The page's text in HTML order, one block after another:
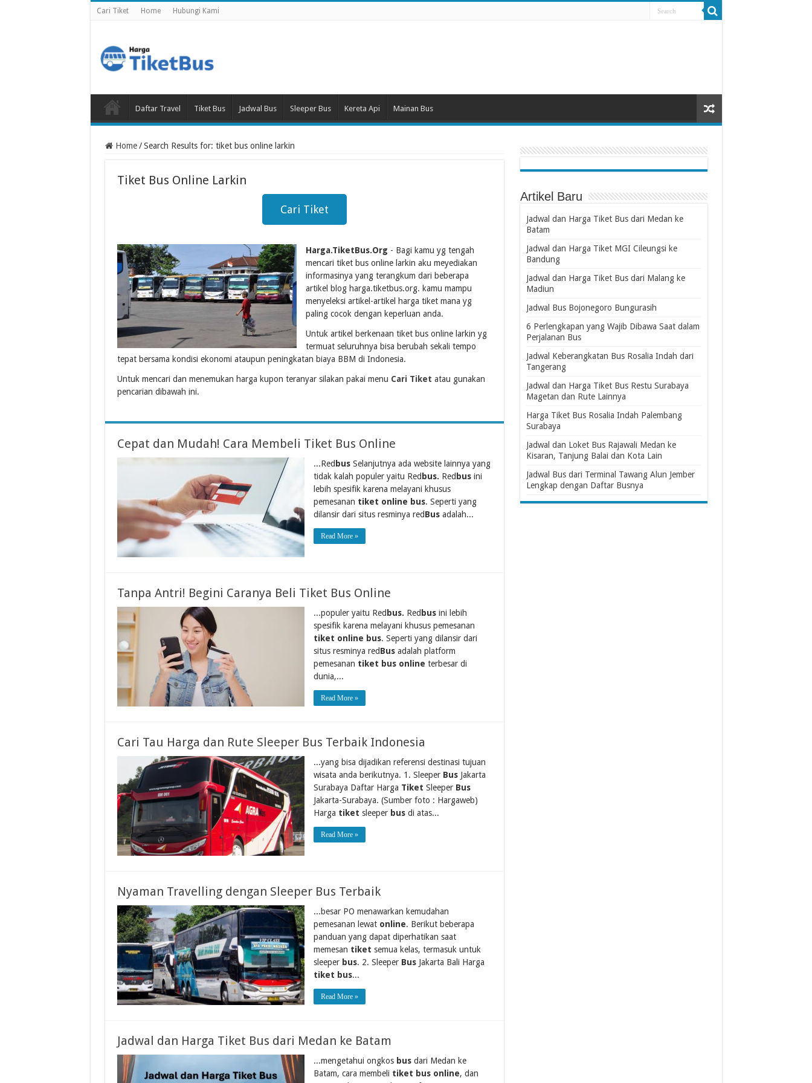
Cari Tiket Home Hubungi Kami
Daftar Travel Tiket Bus Jadwal Bus Sleeper Bus Kereta Api Mainan Bus
Home / Search Results for: tiket bus online larkin
Tiket Bus Online Larkin
Cari Tiket
Harga.TiketBus.Org - Bagi kamu yg tengah
mencari tiket bus online larkin aku meyediakan
informasinya yang terangkum dari beberapa
artikel blog harga.tiketbus.org. kamu mampu
menyeleksi artikel-artikel harga tiket mana yg
paling cocok dengan keperluan anda.
Untuk artikel berkenaan tiket bus online larkin yg
termuat seluruhnya bisa berubah sekali tempo
tepat bersama kondisi ekonomi ataupun peningkatan biaya BBM di Indonesia.
Untuk mencari dan menemukan harga kupon teranyar silakan pakai menu Cari Tiket atau gunakan
pencarian dibawah ini.
Cepat dan Mudah! Cara Membeli Tiket Bus Online
...Red busSelanjutnya ada website lainnya yang
tidak kalah populer yaitu Red bus. Red busini
lebih spesifik karena melayani khusus
pemesanan tiket online bus. Seperti yang
dilansir dari situs resminya redBusadalah...
Read More »
Tanpa Antri! Begini Caranya Beli Tiket Bus Online
...populer yaitu Red bus. Red busini lebih
spesifik karena melayani khusus pemesanan
tiket online bus. Seperti yang dilansir dari
situs resminya redBusadalah platform
pemesanan tiket bus online terbesar di
dunia,...
Read More »
Cari Tau Harga dan Rute Sleeper Bus Terbaik Indonesia
...yang bisa dijadikan referensi destinasi tujuan
wisata anda berikutnya. 1. Sleeper BusJakarta
Surabaya Daftar Harga Tiket Sleeper Bus
Jakarta-Surabaya. (Sumber foto : Hargaweb)
Harga tiket sleeper busdi atas...
Read More »
Nyaman Travelling dengan Sleeper Bus Terbaik
...besar PO menawarkan kemudahan
pemesanan lewat online. Berikut beberapa
panduan yang dapat diperhatikan saat
memesan tiket semua kelas, termasuk untuk
sleeper bus. 2. Sleeper BusJakarta Bali Harga
tiket bus...
Read More »
Jadwal dan Harga Tiket Bus dari Medan ke Batam
...mengetahui ongkos busdari Medan ke
Batam, cara membeli tiket bus online, dan
Artikel Baru
Jadwal dan Harga Tiket Bus dari Medan ke
Batam
Jadwal dan Harga Tiket MGI Cileungsi ke
Bandung
Jadwal dan Harga Tiket Bus dari Malang ke
Madiun
Jadwal Bus Bojonegoro Bungurasih
6 Perlengkapan yang Wajib Dibawa Saat dalam
Perjalanan Bus
Jadwal Keberangkatan Bus Rosalia Indah dari
Tangerang
Jadwal dan Harga Tiket Bus Restu Surabaya
Magetan dan Rute Lainnya
Harga Tiket Bus Rosalia Indah Palembang
Surabaya
Jadwal dan Loket Bus Rajawali Medan ke
Kisaran, Tanjung Balai dan Kota Lain
Jadwal Bus dari Terminal Tawang Alun Jember
Lengkap dengan Daftar Busnya